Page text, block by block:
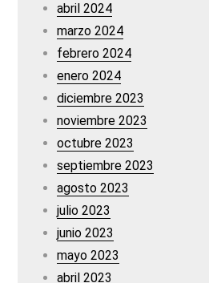
abril 2024
marzo 2024
febrero 2024
enero 2024
diciembre 2023
noviembre 2023
octubre 2023
septiembre 2023
agosto 2023
julio 2023
junio 2023
mayo 2023
abril 2023